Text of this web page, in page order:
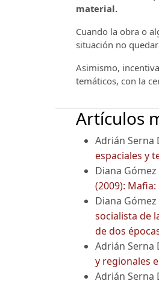
material.
Cuando la obra o
situación no
Asimismo,
temáticos, con la
Artículos
Adrián Serna
espaciales y
Diana Gómez
(2009):
Diana Gómez
socialista de
de dos
Adrián Serna
y regionales
Adrián Serna